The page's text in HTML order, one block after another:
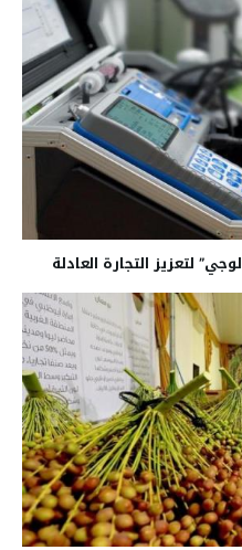
لتعزيز التجارة العادلة